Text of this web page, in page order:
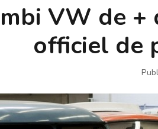
VW de +
officiel de